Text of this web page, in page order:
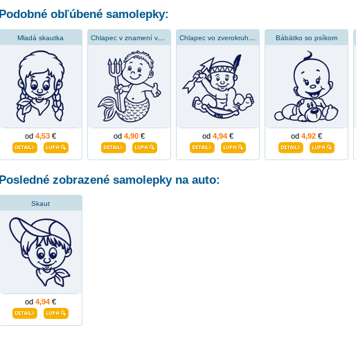
Podobné obľúbené samolepky:
Mladá skautka
od 4,53€
Chlapec v znamení vodnára
od 4,90€
Chlapec vo zverokruhu strelca
od 4,94€
Bábätko so psíkom
od 4,92€
Posledné zobrazené samolepky na auto:
Skaut
od 4,94€